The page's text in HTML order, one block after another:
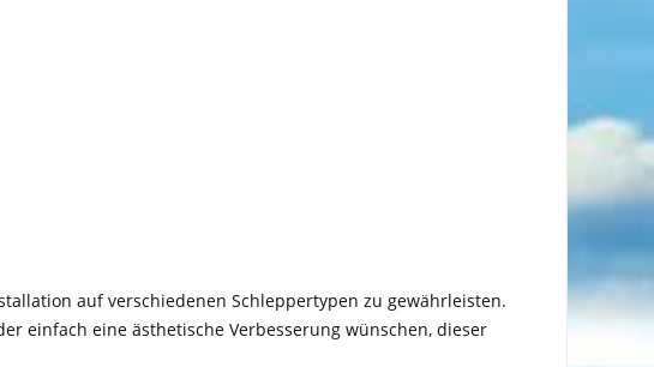
auf verschiedenen Schleppertypen zu gewährleisten.
einfach eine ästhetische Verbesserung wünschen, dieser